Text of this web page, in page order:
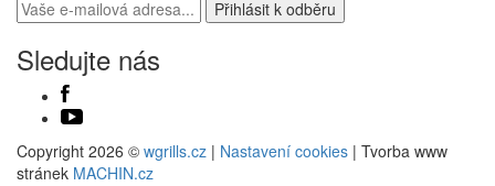
Sledujte nás
Copyright 2026 © wgrills.cz | Nastavení cookies | Tvorba www
stránek MACHIN.cz